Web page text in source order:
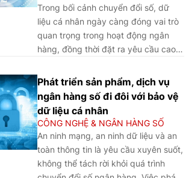
Trong bối cảnh chuyển đổi số, dữ
liệu cá nhân ngày càng đóng vai trò
quan trọng trong hoạt động ngân
hàng, đồng thời đặt ra yêu cầu cao
viết phân tích vai trò của dữ liệu cá
nhân, các rủi ro phát sinh trong ngân
hàng số và khung pháp lý hiện hành
tại Việt Nam, qua đó đề xuất một số
định hướng nhằm tăng cường quản
trị dữ liệu, bảo vệ quyền riêng tư của
khách hàng và củng cố niềm tin số
trong hệ thống ngân hàng.
Phát triển sản phẩm, dịch vụ
ngân hàng số đi đôi với bảo vệ
dữ liệu cá nhân
CÔNG NGHỆ & NGÂN HÀNG SỐ
An ninh mạng, an ninh dữ liệu và an
toàn thông tin là yêu cầu xuyên suốt,
không thể tách rời khỏi quá trình